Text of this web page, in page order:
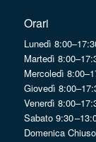
Orari
Lunedì
Martedì
Mercoledì
Giovedì
Venerdì
Sabato 9:30
Domenica Chiuso